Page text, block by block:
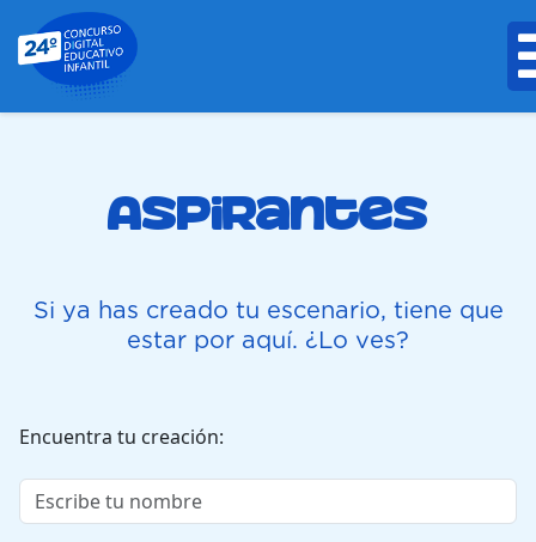
Aspirantes
Si ya has creado tu escenario, tiene que
estar por aquí. ¿Lo ves?